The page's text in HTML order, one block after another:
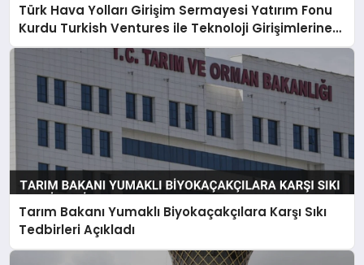
Türk Hava Yolları Girişim Sermayesi Yatırım Fonu
Kurdu Turkish Ventures ile Teknoloji Girişimlerine
Destek
Tarım Bakanı Yumaklı Biyokaçakçılara Karşı Sıkı
Tedbirleri Açıkladı